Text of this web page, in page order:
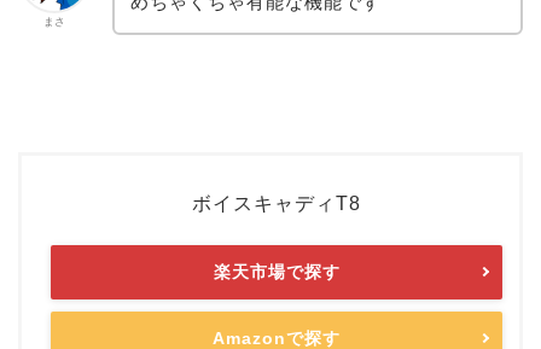
まさ
ボイスキャディT8
Amazonで探す
楽天市場で探す